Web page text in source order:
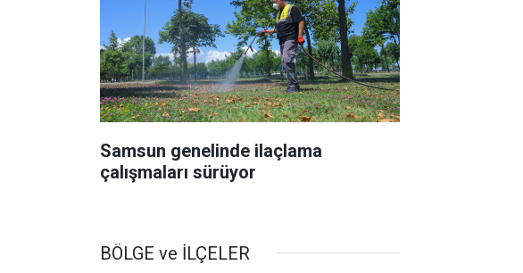
Samsun genelinde ilaçlama
çalışmaları sürüyor
BÖLGE ve İLÇELER